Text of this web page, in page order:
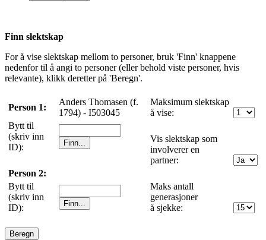
Finn slektskap
For å vise slektskap mellom to personer, bruk 'Finn' knappene
nedenfor til å angi to personer (eller behold viste personer, hvis
relevante), klikk deretter på 'Beregn'.
Person 1:
Anders Thomasen (f.
1794) - I503045
Bytt til
(skriv inn
ID):
Person 2:
Bytt til
(skriv inn
ID):
Maksimum slektskap
å vise:
Vis slektskap som
involverer en
partner:
Maks antall
generasjoner
å sjekke: